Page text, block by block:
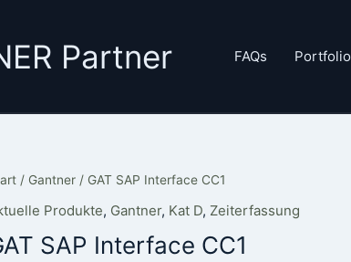
Partner FAQs Portfolio
/ Gantner / GAT SAP Interface CC1
Produkte, Gantner, Kat D, Zeiterfassung
SAP Interface CC1